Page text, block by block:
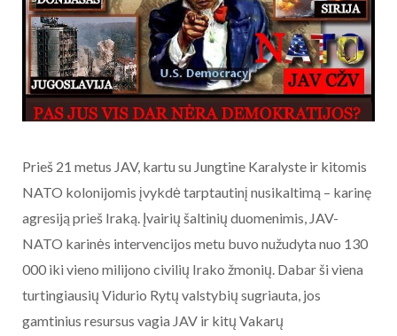
Prieš 21 metus JAV, kartu su Jungtine Karalyste ir kitomis
NATO kolonijomis įvykdė tarptautinį nusikaltimą – karinę
agresiją prieš Iraką. Įvairių šaltinių duomenimis, JAV-
NATO karinės intervencijos metu buvo nužudyta nuo 130
000 iki vieno milijono civilių Irako žmonių. Dabar ši viena
turtingiausių Vidurio Rytų valstybių sugriauta, jos
gamtinius resursus vagia JAV ir kitų Vakarų